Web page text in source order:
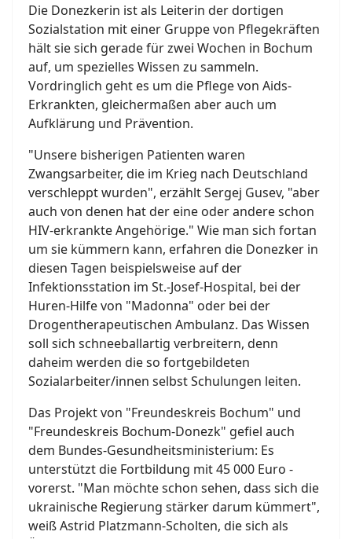
Die Donezkerin ist als Leiterin der dortigen
Sozialstation mit einer Gruppe von Pflegekräften
hält sie sich gerade für zwei Wochen in Bochum
auf, um spezielles Wissen zu sammeln.
Vordringlich geht es um die Pflege von Aids-
Erkrankten, gleichermaßen aber auch um
Aufklärung und Prävention.
"Unsere bisherigen Patienten waren
Zwangsarbeiter, die im Krieg nach Deutschland
verschleppt wurden", erzählt Sergej Gusev, "aber
auch von denen hat der eine oder andere schon
HIV-erkrankte Angehörige." Wie man sich fortan
um sie kümmern kann, erfahren die Donezker in
diesen Tagen beispielsweise auf der
Infektionsstation im St.-Josef-Hospital, bei der
Huren-Hilfe von "Madonna" oder bei der
Drogentherapeutischen Ambulanz. Das Wissen
soll sich schneeballartig verbreitern, denn
daheim werden die so fortgebildeten
Sozialarbeiter/innen selbst Schulungen leiten.
Das Projekt von "Freundeskreis Bochum" und
"Freundeskreis Bochum-Donezk" gefiel auch
dem Bundes-Gesundheitsministerium: Es
unterstützt die Fortbildung mit 45 000 Euro -
vorerst. "Man möchte schon sehen, dass sich die
ukrainische Regierung stärker darum kümmert",
weiß Astrid Platzmann-Scholten, die sich als